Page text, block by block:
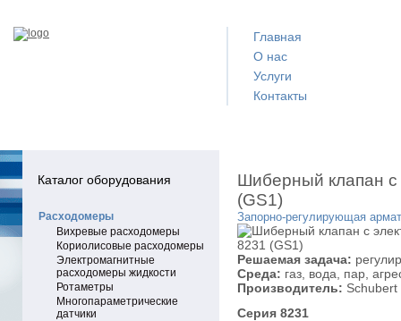
Главная
О нас
Услуги
Контакты
Каталог оборудования
Расходомеры
Вихревые расходомеры
Кориолисовые расходомеры
Электромагнитные
расходомеры жидкости
Ротаметры
Многопараметрические
датчики
Шиберный клапан
(GS1)
Запорно-регулирующая
Решаемая задача:
Среда: газ, вода, пар,
Производитель:
Серия 8231